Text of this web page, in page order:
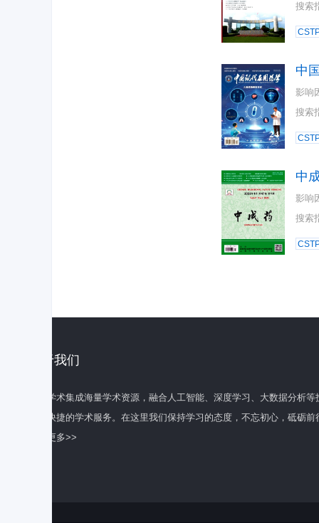
搜索
中
影响
搜索
中
影响
搜索
关于我们
百度学术集成海量学术资源，融合人工智能、深度学习、大数据分析
全面快捷的学术服务。在这里我们保持学习的态度，不忘初心，砥砺前
了解更多>>